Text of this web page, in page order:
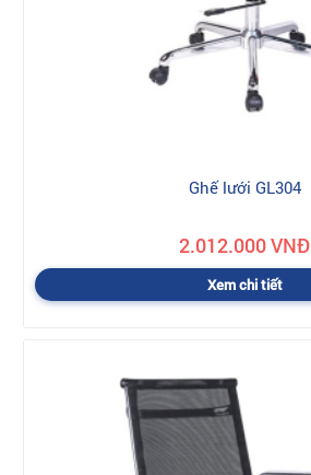
Ghế lưới GL304
2.012.000 VNĐ
Xem chi tiết